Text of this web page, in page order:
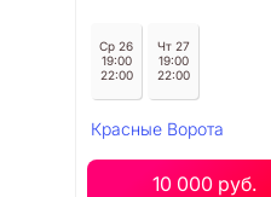
Ср 26
19:00
22:00
Чт 27
19:00
22:00
Красные Ворота
10 000 руб.